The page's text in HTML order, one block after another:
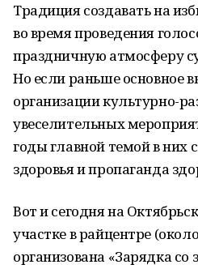
Традиция создавать на
во время проведения
праздничную атмосферу
Но если раньше основное
организации культурно-
увеселительных
годы главной темой в них
здоровья и пропаганда
Вот и сегодня на
участке в райцентре
организована «Зарядка со